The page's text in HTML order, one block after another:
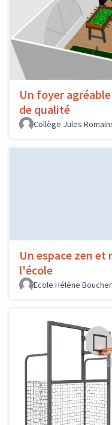
Un foyer
de qualité
Collège Jules
Un espace zen et
l'école
Ecole Hélène Boucher